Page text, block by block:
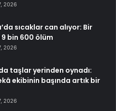
2026
sıcaklar can alıyor: Bir
bin 600 ölüm
2026
taşlar yerinden oynadı:
ekibinin başında artık bir
2026